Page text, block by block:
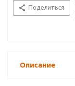
Поделиться
Описание